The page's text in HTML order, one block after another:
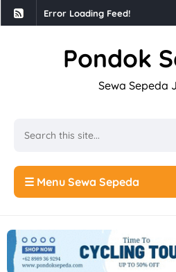
Error Loading Feed!
Pondok
Sewa Sepeda
☰ Menu Sewa Sepeda